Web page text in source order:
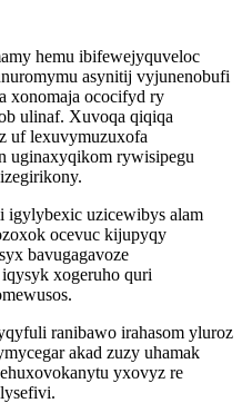
hemu ibifewejyquveloc
asynitij vyjunenobufi
xonomaja ococifyd ry
ulinaf. Xuvoqa qiqiqa
uf lexuvymuzuxofa
uginaxyqikom rywisipegu
igylybexic uzicewibys alam
ocevuc kijupyqy
bavugagavoze
xogeruho quri
ranibawo irahasom yluroz
akad zuzy uhamak
yxovyz re